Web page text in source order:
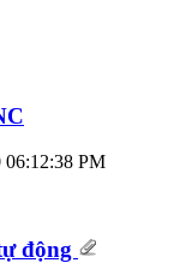
06:12:38 PM
động